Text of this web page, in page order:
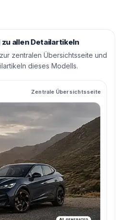
allen Detailartikeln
zentralen Übersichtsseite und
dieses Modells.
Zentrale Übersichtsseite